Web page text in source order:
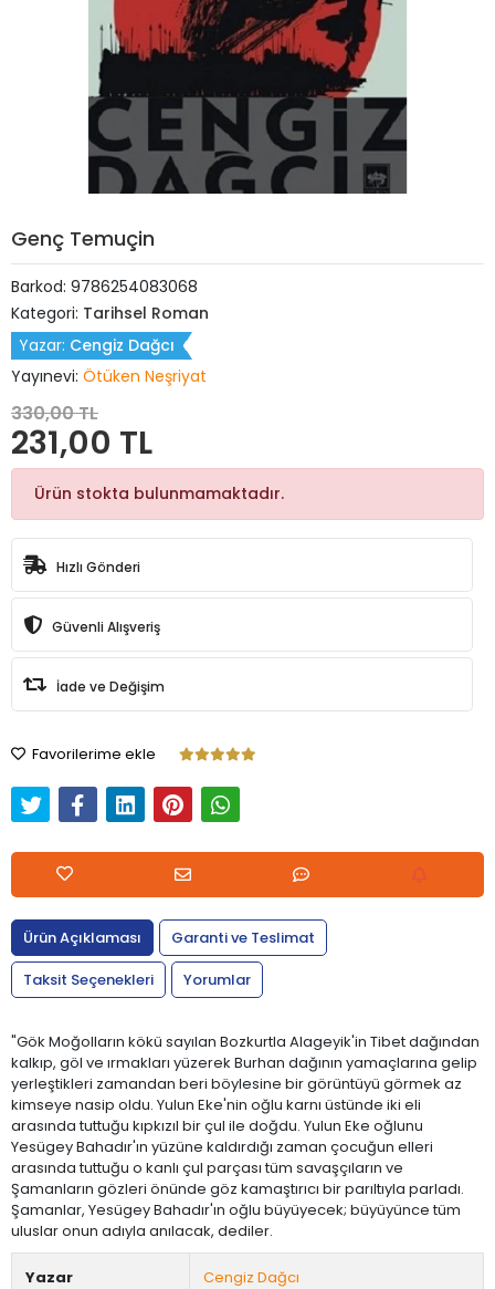
Genç Temuçin
Barkod: 9786254083068
Kategori: Tarihsel Roman
Yazar: Cengiz Dağcı
Yayınevi: Ötüken Neşriyat
330,00 TL
231,00 TL
Ürün stokta bulunmamaktadır.
Hızlı Gönderi
Güvenli Alışveriş
İade ve Değişim
Favorilerime ekle
Ürün Açıklaması
Garanti ve Teslimat
Taksit Seçenekleri
Yorumlar
"Gök Moğolların kökü sayılan Bozkurtla Alageyik'in Tibet dağından
kalkıp, göl ve ırmakları yüzerek Burhan dağının yamaçlarına gelip
yerleştikleri zamandan beri böylesine bir görüntüyü görmek az
kimseye nasip oldu. Yulun Eke'nin oğlu karnı üstünde iki eli
arasında tuttuğu kıpkızıl bir çul ile doğdu. Yulun Eke oğlunu
Yesügey Bahadır'ın yüzüne kaldırdığı zaman çocuğun elleri
arasında tuttuğu o kanlı çul parçası tüm savaşçıların ve
Şamanların gözleri önünde göz kamaştırıcı bir parıltıyla parladı.
Şamanlar, Yesügey Bahadır'ın oğlu büyüyecek; büyüyünce tüm
uluslar onun adıyla anılacak, dediler.
Yazar Cengiz Dağcı